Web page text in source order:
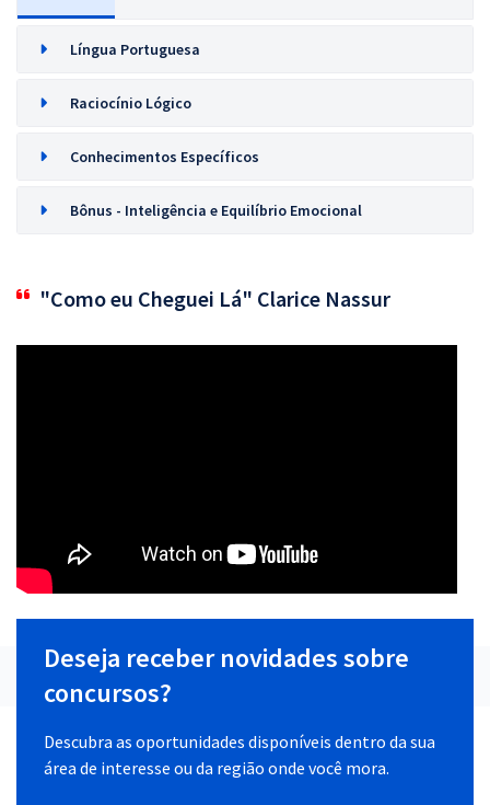
Língua Portuguesa
Raciocínio Lógico
Conhecimentos Específicos
Bônus - Inteligência e Equilíbrio Emocional
"Como eu Cheguei Lá" Clarice Nassur
Deseja receber novidades sobre
concursos?
Descubra as oportunidades disponíveis dentro da sua
área de interesse ou da região onde você mora.